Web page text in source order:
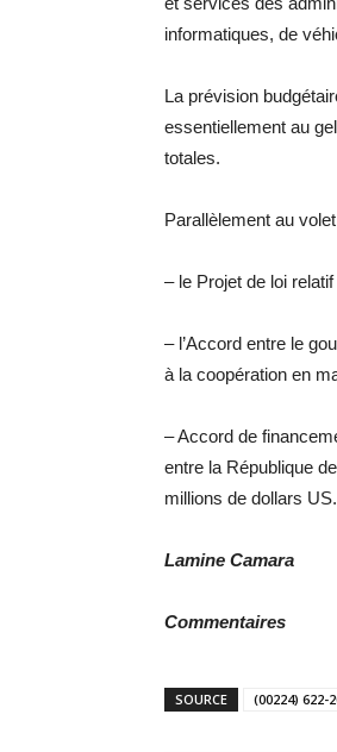
informatiques, de
La prévision
essentiellement au
totales.
Parallèlement au
– le Projet de loi
– l’Accord entre le
à la coopération en
– Accord de
entre la République
millions de dollars US.
Lamine Camara
Commentaires
SOURCE (00224) 622-